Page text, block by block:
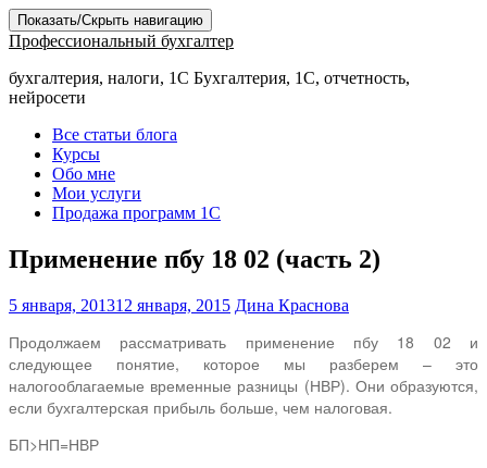
Показать/Скрыть навигацию
Профессиональный бухгалтер
бухгалтерия, налоги, 1С Бухгалтерия, 1С, отчетность,
нейросети
Все статьи блога
Курсы
Обо мне
Мои услуги
Продажа программ 1С
Применение пбу 18 02 (часть 2)
5 января, 201312 января, 2015 Дина Краснова
Продолжаем рассматривать применение пбу 18 02 и
следующее понятие, которое мы разберем – это
налогооблагаемые временные разницы (НВР). Они образуются,
если бухгалтерская прибыль больше, чем налоговая.
БП>НП=НВР